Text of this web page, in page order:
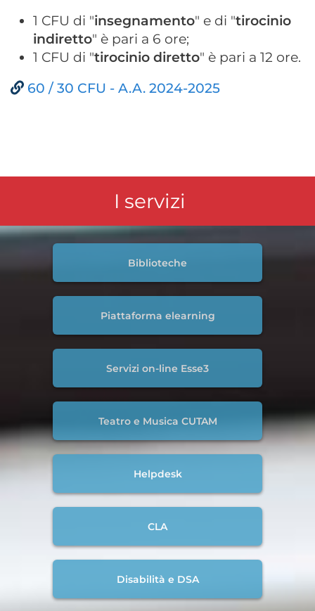
1 CFU di "insegnamento" e di "tirocinio
indiretto" è pari a 6 ore;
1 CFU di "tirocinio diretto" è pari a 12 ore.
60 / 30 CFU - A.A. 2024-2025
I servizi
Biblioteche
Piattaforma elearning
Servizi on-line Esse3
Teatro e Musica CUTAM
Helpdesk
CLA
Disabilità e DSA